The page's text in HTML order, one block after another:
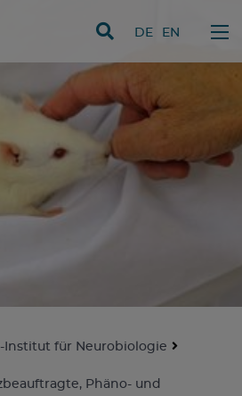
DE EN
Institut für Neurobiologie
Phäno- und